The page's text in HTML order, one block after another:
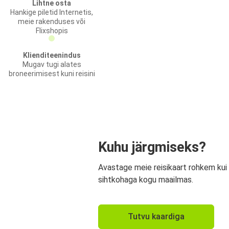
Lihtne osta
Hankige piletid Internetis,
meie rakenduses või
Flixshopis
Klienditeenindus
Mugav tugi alates
broneerimisest kuni reisini
Kuhu järgmiseks?
Avastage meie reisikaart rohkem
sihtkohaga kogu maailmas.
Tutvu kaardiga